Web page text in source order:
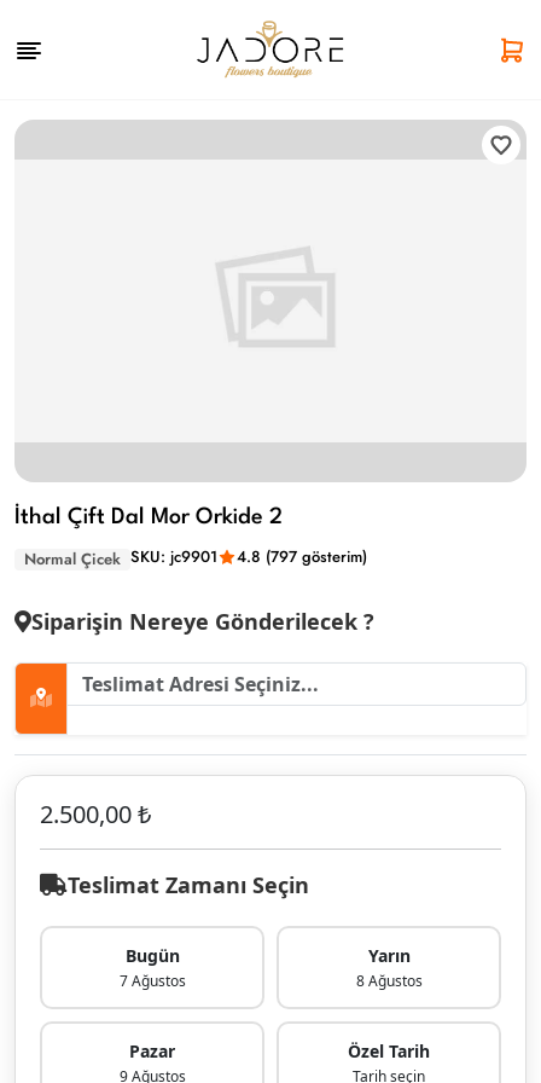
İthal Çift Dal Mor Orkide 2
Normal Çicek SKU: jc9901 4.8 (797 gösterim)
Siparişin Nereye Gönderilecek ?
2.500,00 ₺
Teslimat Zamanı Seçin
Bugün
7 Ağustos
Yarın
8 Ağustos
Pazar
9 Ağustos
Özel Tarih
Tarih seçin